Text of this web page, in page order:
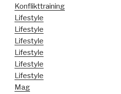
Konflikttraining
Lifestyle
Lifestyle
Lifestyle
Lifestyle
Lifestyle
Lifestyle
Mag